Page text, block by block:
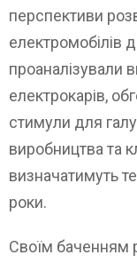
перспективи
електромобілів
проаналізували
електрокарів,
стимули для
виробництва та
визначатимуть
роки.
Своїм баченням